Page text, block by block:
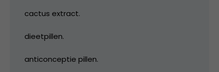
cactus extract.
dieetpillen.
anticonceptie pillen.